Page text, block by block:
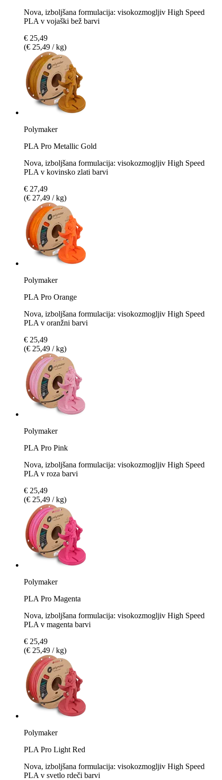
Nova, izboljšana formulacija: visokozmogljiv High Speed
PLA v vojaški bež barvi
€ 25,49
(€ 25,49 / kg)
Polymaker
PLA Pro Metallic Gold
Nova, izboljšana formulacija: visokozmogljiv High Speed
PLA v kovinsko zlati barvi
€ 27,49
(€ 27,49 / kg)
Polymaker
PLA Pro Orange
Nova, izboljšana formulacija: visokozmogljiv High Speed
PLA v oranžni barvi
€ 25,49
(€ 25,49 / kg)
Polymaker
PLA Pro Pink
Nova, izboljšana formulacija: visokozmogljiv High Speed
PLA v roza barvi
€ 25,49
(€ 25,49 / kg)
Polymaker
PLA Pro Magenta
Nova, izboljšana formulacija: visokozmogljiv High Speed
PLA v magenta barvi
€ 25,49
(€ 25,49 / kg)
Polymaker
PLA Pro Light Red
Nova, izboljšana formulacija: visokozmogljiv High Speed
PLA v svetlo rdeči barvi